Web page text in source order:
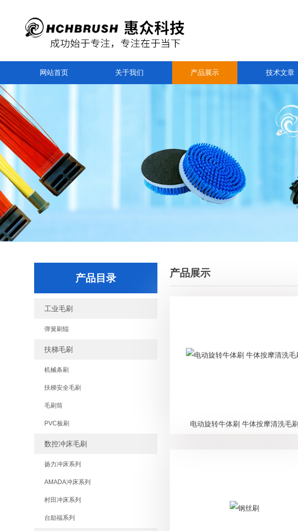
网站首页 关于我们 产品展示 技术文章
产品目录
工业毛刷
弹簧刷辊
扶梯毛刷
机械条刷
扶梯安全毛刷
毛刷筒
PVC板刷
数控冲床毛刷
扬力冲床系列
AMADA冲床系列
村田冲床系列
台励福系列
产品展示
电动旋转牛体刷 牛体按摩清洗毛刷